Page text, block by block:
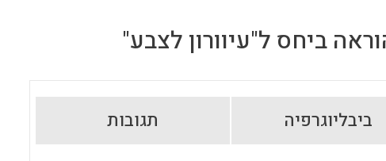
ביחס ל"עיוורון לצבע"
ביבליוגרפיה תגובות